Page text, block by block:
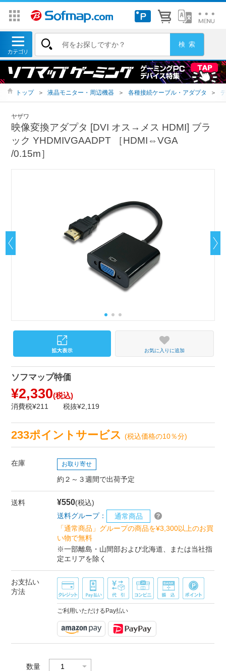
トップ ＞ 液晶モニター・周辺機器 ＞ 各種接続ケーブル・アダプタ ＞
ヤザワ
映像変換アダプタ [DVI オス→メス HDMI] ブラ
ック YHDMIVGAADPT ［HDMI⇔VGA
/0.15m］
お気に入りに追加
ソフマップ特価
¥2,330(税込)
消費税¥211 税抜¥2,119
233ポイントサービス(税込価格の10％分)
在庫 お取り寄せ
約２～３週間で出荷予定
送料 ¥550(税込)
送料グループ：
通常商品
「通常商品」グループの商品を¥3,300以上のお買
い物で無料
※一部離島・山間部および北海道、または当社指
定エリアを除く
お支払い
方法
ご利用いただけるPay払い
数量